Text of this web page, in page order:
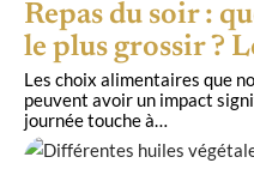
Repas du soir :
le plus grossir ?
Les choix alimentaires que
peuvent avoir un impact
journée touche à…